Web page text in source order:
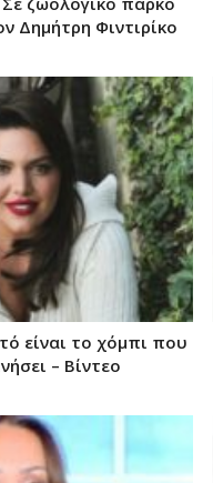
Δημήτρη Φιντιρίκο
είναι το χόμπι που
– Βίντεο